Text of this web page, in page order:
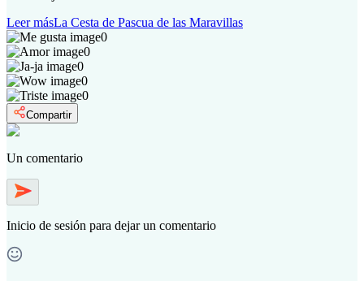
Leer másLa Cesta de Pascua de las Maravillas
0
0
0
0
0
Compartir
Un comentario
Inicio de sesión para dejar un comentario